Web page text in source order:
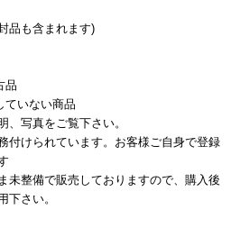
品も含まれます)
品
いない商品
写真をご覧下さい。
付けられています。お客様ご自身で登録
未整備で販売しておりますので、購入後
下さい。